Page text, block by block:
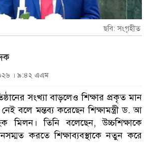
ছবি: সংগৃহীত
। ৯:৪২ এএম
সংখ্যা বাড়লেও শিক্ষার প্রকৃত মান
বলে মন্তব্য করেছেন শিক্ষামন্ত্রী ড. আ
তিনি বলেছেন, উচ্চশিক্ষাকে
করতে শিক্ষাব্যবস্থাকে নতুন করে